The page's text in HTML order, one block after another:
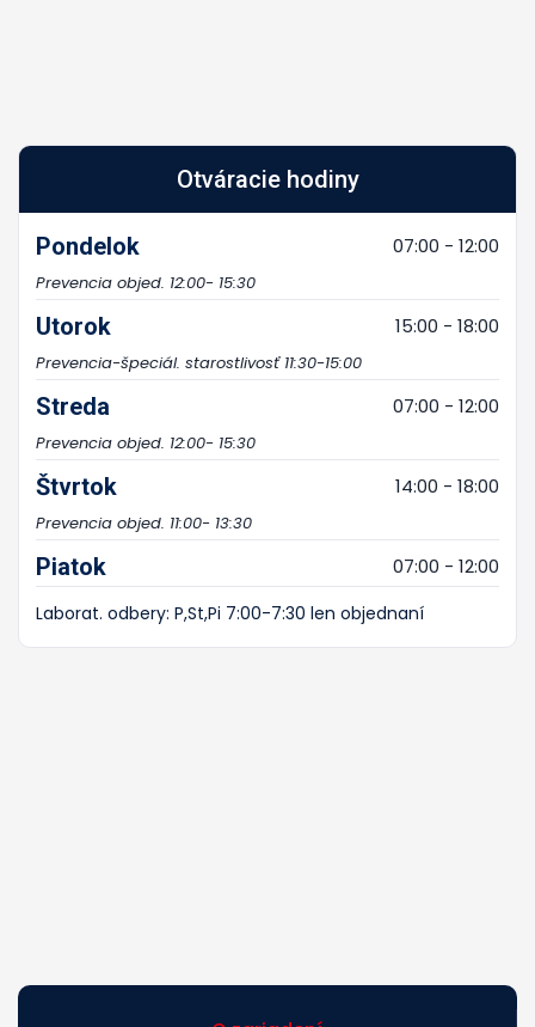
Otváracie hodiny
Pondelok 07:00 - 12:00
Prevencia objed. 12:00- 15:30
Utorok 15:00 - 18:00
Prevencia-špeciál. starostlivosť 11:30-15:00
Streda 07:00 - 12:00
Prevencia objed. 12:00- 15:30
Štvrtok 14:00 - 18:00
Prevencia objed. 11:00- 13:30
Piatok 07:00 - 12:00
Laborat. odbery: P,St,Pi 7:00-7:30 len objednaní